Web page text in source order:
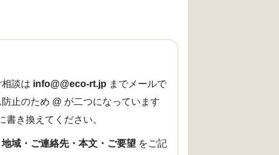
談は info@@eco-rt.jp までメールで
止のため @ が二つになっています
書き換えてください。
域・ご連絡先・本文・ご要望 をご記